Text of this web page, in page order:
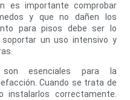
es importante comprobar
y que no dañen los
para pisos debe ser lo
un uso intensivo y
son esenciales para la
Cuando se trata de
instalarlos correctamente.